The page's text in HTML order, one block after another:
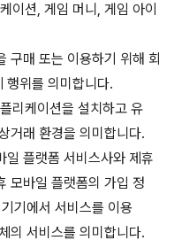
이션, 게임 머니, 게임 아이
구매 또는 이용하기 위해 회
행위를 의미합니다.
리케이션을 설치하고 유
거래 환경을 의미합니다.
일 플랫폼 서비스사와 제휴
모바일 플랫폼의 가입 정
기에서 서비스를 이용
의 서비스를 의미합니다.